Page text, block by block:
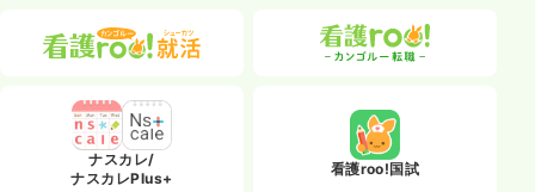
ナスカレ/
ナスカレPlus+
看護roo!国試